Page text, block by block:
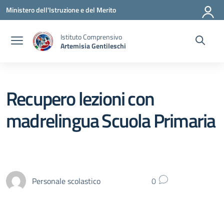
Vai ai contenuti
Vai al menu di navigazione
Vai al footer
Ministero dell'Istruzione e del Merito
Istituto Comprensivo
Artemisia Gentileschi
Recupero lezioni con
madrelingua Scuola Primaria
Personale scolastico 0